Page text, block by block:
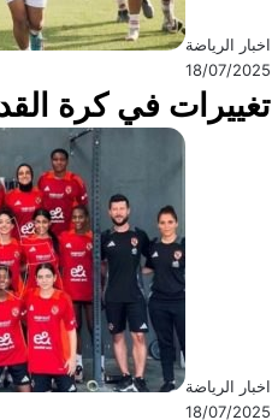
اخبار الرياضة
18/07/2025
تغييرات في كرة
اخبار الرياضة
18/07/2025